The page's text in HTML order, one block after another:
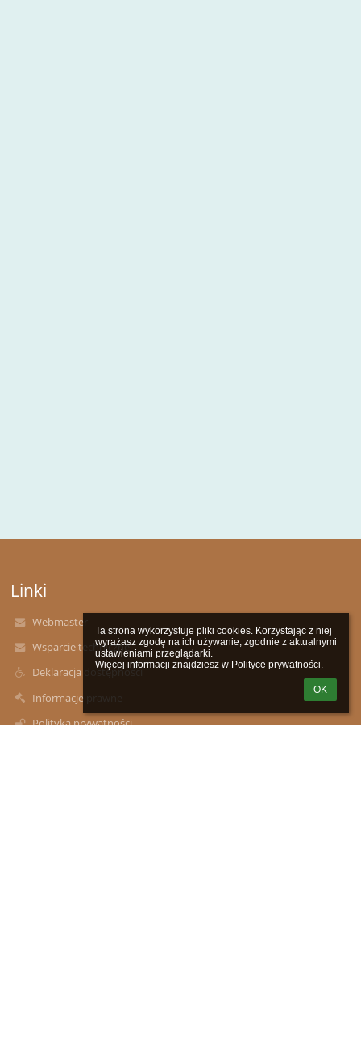
Ta strona wykorzystuje pliki cookies. Korzystając z niej
wyrażasz zgodę na ich używanie, zgodnie z aktualnymi
ustawieniami przeglądarki.
Więcej informacji znajdziesz w Polityce prywatności.
OK
Linki
Webmaster
Wsparcie techniczne
Deklaracja dostępności
Informacje prawne
Polityka prywatności